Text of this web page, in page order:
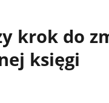
krok do
księgi